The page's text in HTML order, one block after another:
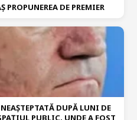
PROPUNEREA DE PREMIER
DUPĂ LUNI DE
PUBLIC. UNDE A FOST